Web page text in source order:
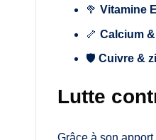
🥦 Vitamine E
🦴 Calcium
🛡️ Cuivre &
Lutte
Grâce à son